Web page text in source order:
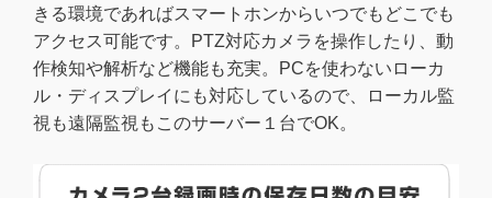
きる環境であればスマートホンからいつでもどこでも
アクセス可能です。PTZ対応カメラを操作したり、動
作検知や解析など機能も充実。PCを使わないローカ
ル・ディスプレイにも対応しているので、ローカル監
視も遠隔監視もこのサーバー１台でOK。